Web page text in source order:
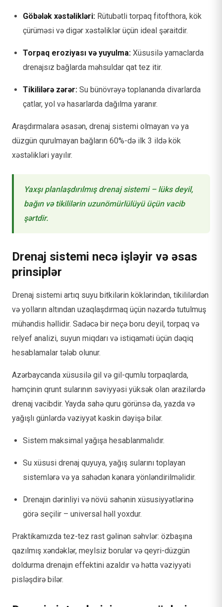
Göbələk xəstəlikləri: Rütubətli torpaq fitofthora, kök
çürüməsi və digər xəstəliklər üçün ideal şəraitdir.
Torpaq eroziyası və yuyulma: Xüsusilə yamaclarda
drenajsız bağlarda məhsuldar qat tez itir.
Tikililərə zərər: Su bünövrəyə toplananda divarlarda
çatlar, yol və hasarlarda dağılma yaranır.
Araşdırmalara əsasən, drenaj sistemi olmayan və ya
düzgün qurulmayan bağların 60%-də ilk 3 ildə kök
xəstəlikləri yayılır.
Yaxşı planlaşdırılmış drenaj sistemi – lüks deyil,
bağın və tikililərin uzunömürlülüyü üçün vacib
şərtdir.
Drenaj sistemi necə işləyir və əsas
prinsiplər
Drenaj sistemi artıq suyu bitkilərin köklərindən, tikililərdən
və yolların altından uzaqlaşdırmaq üçün nəzərdə tutulmuş
mühəndis həllidir. Sadəcə bir neçə boru deyil, torpaq və
relyef analizi, suyun miqdarı və istiqaməti üçün dəqiq
hesablamalar tələb olunur.
Azərbaycanda xüsusilə gil və gil-qumlu torpaqlarda,
həmçinin qrunt sularının səviyyəsi yüksək olan ərazilərdə
drenaj vacibdir. Yayda sahə quru görünsə də, yazda və
yağışlı günlərdə vəziyyət kəskin dəyişə bilər.
Sistem maksimal yağışa hesablanmalıdır.
Su xüsusi drenaj quyuya, yağış sularını toplayan
sistemlərə və ya sahədən kənara yönləndirilməlidir.
Drenajın dərinliyi və növü sahənin xüsusiyyətlərinə
görə seçilir – universal həll yoxdur.
Praktikamızda tez-tez rast gəlinən səhvlər: özbaşına
qazılmış xəndəklər, meylsiz borular və qeyri-düzgün
doldurma drenajın effektini azaldır və hətta vəziyyəti
pisləşdirə bilər.